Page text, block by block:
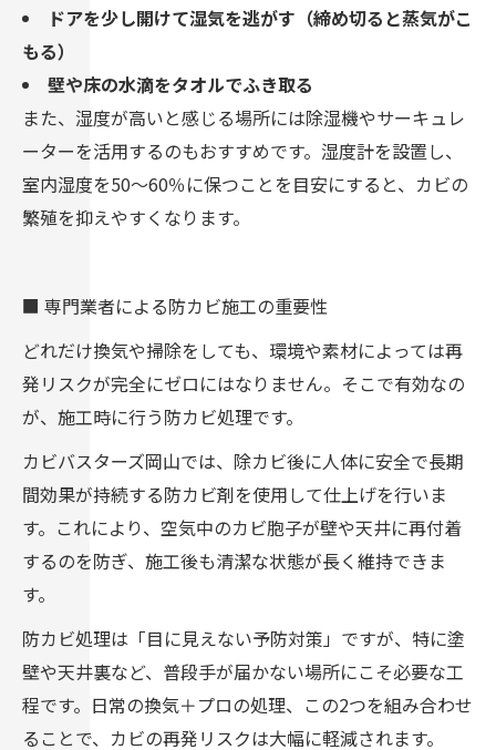
ドアを少し開けて湿気を逃がす（締め切ると蒸気がこ
もる）
壁や床の水滴をタオルでふき取る
また、湿度が高いと感じる場所には除湿機やサーキュレ
ーターを活用するのもおすすめです。湿度計を設置し、
室内湿度を50～60％に保つことを目安にすると、カビの
繁殖を抑えやすくなります。
■ 専門業者による防カビ施工の重要性
どれだけ換気や掃除をしても、環境や素材によっては再
発リスクが完全にゼロにはなりません。そこで有効なの
が、施工時に行う防カビ処理です。
カビバスターズ岡山では、除カビ後に人体に安全で長期
間効果が持続する防カビ剤を使用して仕上げを行いま
す。これにより、空気中のカビ胞子が壁や天井に再付着
するのを防ぎ、施工後も清潔な状態が長く維持できま
す。
防カビ処理は「目に見えない予防対策」ですが、特に塗
壁や天井裏など、普段手が届かない場所にこそ必要な工
程です。日常の換気＋プロの処理、この2つを組み合わせ
ることで、カビの再発リスクは大幅に軽減されます。